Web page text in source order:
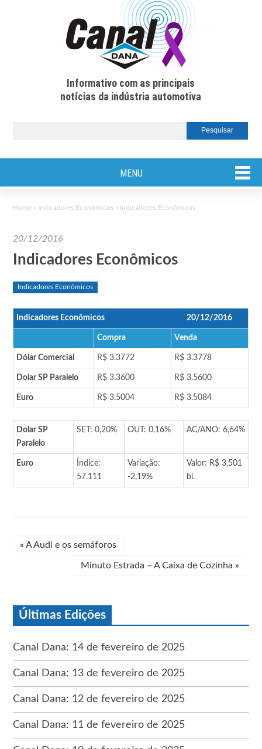
Informativo com as principais
notícias da indústria automotiva
MENU
Home » Indicadores Econômicos » Indicadores Econômicos
20/12/2016
Indicadores Econômicos
Indicadores Econômicos
Indicadores Econômicos 20/12/2016
Compra Venda
Dólar Comercial R$ 3.3772 R$ 3.3778
Dolar SP Paralelo R$ 3.3600 R$ 3.5600
Euro R$ 3.5004 R$ 3.5084
Dolar SP
Paralelo
SET: 0,20% OUT: 0,16% AC/ANO: 6,64%
Euro
Índice:
57.111
Variação:
-2,19%
Valor: R$ 3,501
bi.
« A Audi e os semáforos
Minuto Estrada – A Caixa de Cozinha »
Últimas Edições
Canal Dana: 14 de fevereiro de 2025
Canal Dana: 13 de fevereiro de 2025
Canal Dana: 12 de fevereiro de 2025
Canal Dana: 11 de fevereiro de 2025